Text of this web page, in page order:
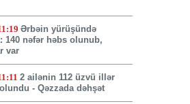
Ərbəin yürüşündə
140 nəfər həbs olunub,
var
2 ailənin 112 üzvü illər
- Qəzzada dəhşət